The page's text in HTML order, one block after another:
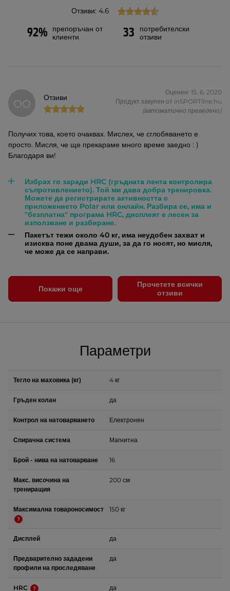
Отзиви: 4.6
92%
препоръчан от
клиенти
33
потребителски
отзиви
ОО Отзиви
Оценен: 15. 6. 2020
Продукт закупен от inSPORTline.hu
(автоматично преведено)
Получих това, което очаквах. Мислех, че сглобяването е
просто. Мисля, че ще прекараме много време заедно : )
Благодаря ви!
Избрах го заради HRC (гръдната лента контролира
съпротивлението). Той ми дава добра тренировка.
Можете да регистрирате активността с
приложението Polar или онлайн. Разбира се, има и
"безплатна" програма HRC, дисплеят е лесен за
използване и разбиране.
Пакетът тежи около 40 кг, има неудобен захват и
изисква поне двама души, за да го носят, но мисля,
че може да се направи.
Покажи още
Прочетете всички
отзиви
Параметри
Тегло на маховика (кг) 4 кг
Гръден колан да
Контрол на натоварването Електронен
Спирачна система Магнитна
Брой - нива на натоварване 16
Макс. височина на
трениращия
200 см
Максимална товароносимост 150 кг
Дисплей да
Предварително зададени
профили на проследяване
да
HRC да